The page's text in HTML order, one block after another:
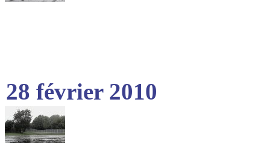
28 février 2010